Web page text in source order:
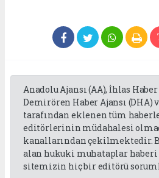
Anadolu Ajansı (AA), İhlas Haber
Demirören Haber Ajansı (DHA)
tarafından eklenen tüm
editörlerinin müdahalesi
kanallarından çekilmektedir.
alan hukuki muhataplar haberi
sitemizin hiç bir editörü